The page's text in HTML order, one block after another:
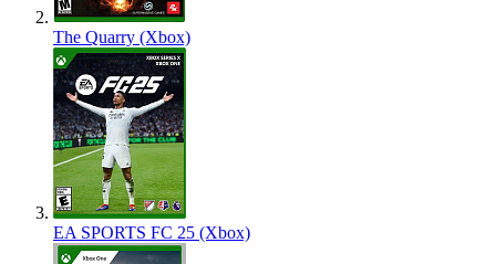
The Quarry (Xbox)
EA SPORTS FC 25 (Xbox)